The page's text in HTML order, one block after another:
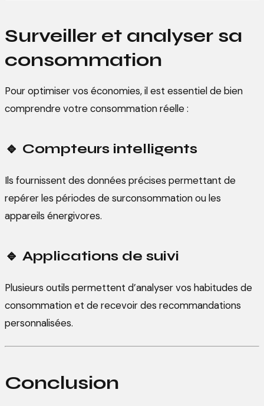
Surveiller et analyser sa
consommation
Pour optimiser vos économies, il est essentiel de bien
comprendre votre consommation réelle :
🔹 Compteurs intelligents
Ils fournissent des données précises permettant de
repérer les périodes de surconsommation ou les
appareils énergivores.
🔹 Applications de suivi
Plusieurs outils permettent d’analyser vos habitudes de
consommation et de recevoir des recommandations
personnalisées.
Conclusion